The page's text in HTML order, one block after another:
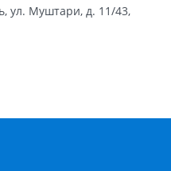
ул. Муштари, д. 11/43,